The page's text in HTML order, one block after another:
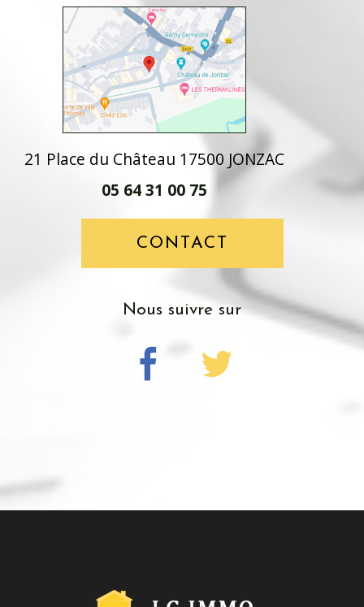
21 Place du Château 17500 JONZAC
05 64 31 00 75
CONTACT
Nous suivre sur